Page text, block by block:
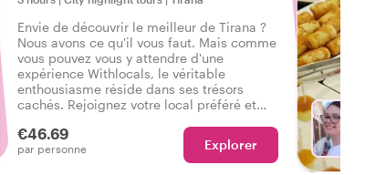
Envie de découvrir le meilleur de Tirana ?
Nous avons ce qu'il vous faut. Mais comme
vous pouvez vous y attendre d'une
expérience Withlocals, le véritable
enthousiasme réside dans ses trésors
cachés. Rejoignez votre local préféré et
ville lors d'une visite qui a tout pour vous
faire dire : J'ai vécu la vraie Tirana !
€46.69
par personne Explorer